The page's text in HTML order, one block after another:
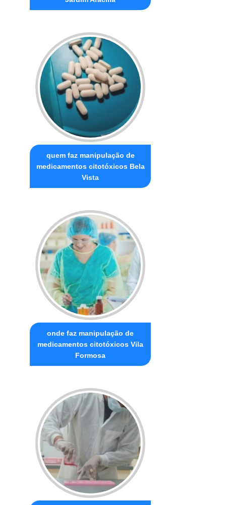
quem faz manipulação de
medicamentos citotóxicos Bela
Vista
onde faz manipulação de
medicamentos citotóxicos Vila
Formosa